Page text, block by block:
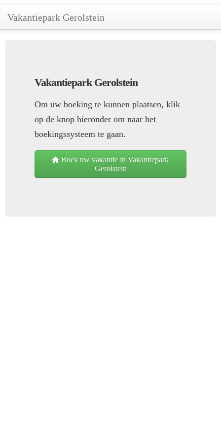
Vakantiepark Gerolstein
Vakantiepark Gerolstein
Om uw boeking te kunnen plaatsen, klik
op de knop hieronder om naar het
boekingssysteem te gaan.
Boek uw vakantie in Vakantiepark
Gerolstein